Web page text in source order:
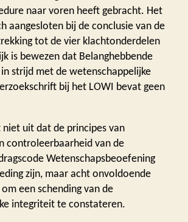
naar voren heeft gebracht. Het
aangesloten bij de conclusie van de
tot de vier klachtonderdelen
is bewezen dat Belanghebbende
strijd met de wetenschappelijke
bij het LOWI bevat geen
uit dat de principes van
controleerbaarheid van de
Wetenschapsbeoefening
zijn, maar acht onvoldoende
een schending van de
integriteit te constateren.